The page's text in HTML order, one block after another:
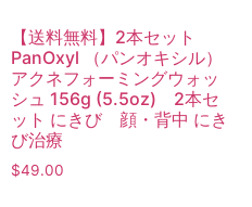
【送料無料】2本セット
PanOxyl （パンオキシル）
アクネフォーミングウォッ
シュ 156g (5.5oz) 2本セ
ット にきび 顔・背中 にき
び治療
$49.00